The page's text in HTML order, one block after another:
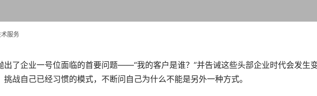
服务
出了企业一号位面临的首要问题——“我的客户是谁？”并告诫这些头部企业时代会发生
战自己已经习惯的模式，不断问自己为什么不能是另外一种方式。